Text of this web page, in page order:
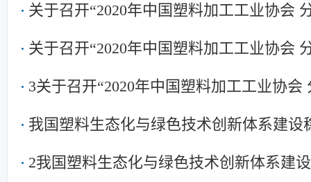
关于召开“2020年中国塑料加工工业协会
关于召开“2020年中国塑料加工工业协会
3关于召开“2020年中国塑料加工工业协
我国塑料生态化与绿色技术创新体系建设
2我国塑料生态化与绿色技术创新体系建